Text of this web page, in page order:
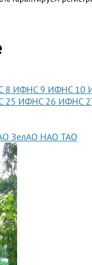
8 ИФНС 9 ИФНС 10
25 ИФНС 26 ИФНС
ЗелАО НАО ТАО